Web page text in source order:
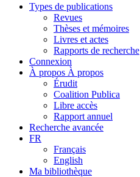
Types de publications
Revues
Thèses et mémoires
Livres et actes
Rapports de recherche
Connexion
À propos À propos
Érudit
Coalition Publica
Libre accès
Rapport annuel
Recherche avancée
FR
Français
English
Ma bibliothèque